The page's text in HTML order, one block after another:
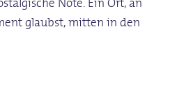
glaubst, mitten in den